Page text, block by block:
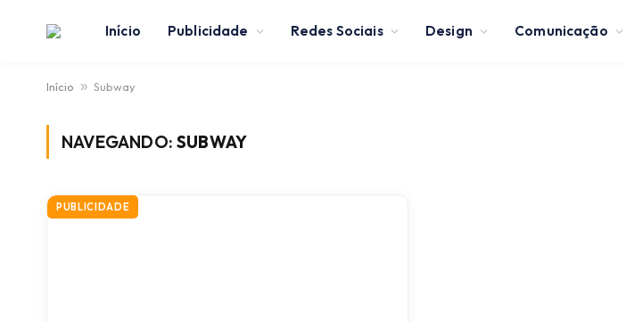
Início Publicidade Redes Sociais Design Comunicação
Início » Subway
NAVEGANDO:SUBWAY
PUBLICIDADE